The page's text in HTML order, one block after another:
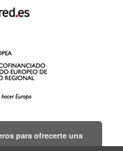
para ofrecerte una